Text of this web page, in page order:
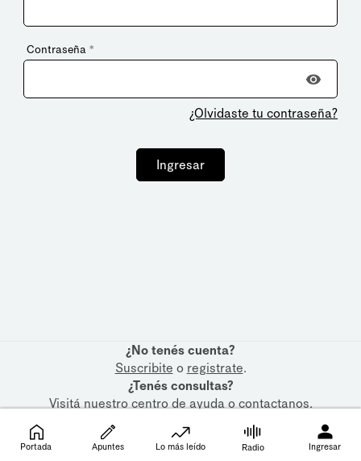
Contraseña *
¿Olvidaste tu contraseña?
Ingresar
¿No tenés cuenta?
Suscribite o registrate.
¿Tenés consultas?
Visitá nuestrocentro de ayudaocontactanos.
Portada Apuntes Lo más leído Radio Ingresar